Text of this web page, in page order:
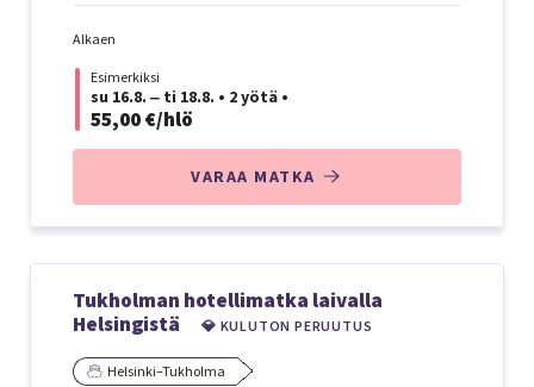
Alkaen
Esimerkiksi
su 16.8. ‒ ti 18.8. • 2 yötä •
55,00 €/hlö
VARAA MATKA
Tukholman hotellimatka laivalla
Helsingistä
💎 KULUTON PERUUTUS
Helsinki–Tukholma